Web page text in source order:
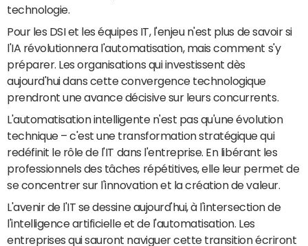
technologie.
Pour les DSI et les équipes IT, l'enjeu n'est plus de savoir si
l'IA révolutionnera l'automatisation, mais comment s'y
préparer. Les organisations qui investissent dès
aujourd'hui dans cette convergence technologique
prendront une avance décisive sur leurs concurrents.
L'automatisation intelligente n'est pas qu'une évolution
technique – c'est une transformation stratégique qui
redéfinit le rôle de l'IT dans l'entreprise. En libérant les
professionnels des tâches répétitives, elle leur permet de
se concentrer sur l'innovation et la création de valeur.
L'avenir de l'IT se dessine aujourd'hui, à l'intersection de
l'intelligence artificielle et de l'automatisation. Les
entreprises qui sauront naviguer cette transition écriront